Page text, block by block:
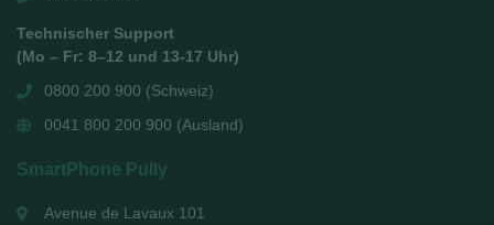
Technischer Support
(Mo – Fr: 8–12 und 13-17 Uhr)
0800 200 900 (Schweiz)
0041 800 200 900 (Ausland)
SmartPhone Pully
Avenue de Lavaux 101